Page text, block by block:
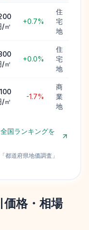
/㎡
+0.7%
住
宅
地
/㎡
+0.0%
住
宅
地
/㎡
-1.7%
商
業
地
国ランキングを
「都道府県地価調査 」
価格・相場